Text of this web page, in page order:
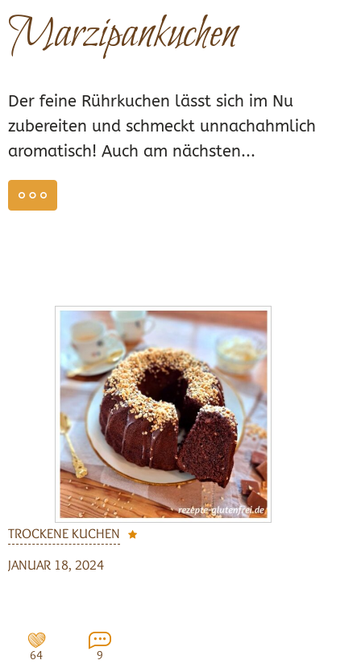
Marzipankuchen
Der feine Rührkuchen lässt sich im Nu
zubereiten und schmeckt unnachahmlich
aromatisch! Auch am nächsten...
TROCKENE KUCHEN
JANUAR 18, 2024
64 9